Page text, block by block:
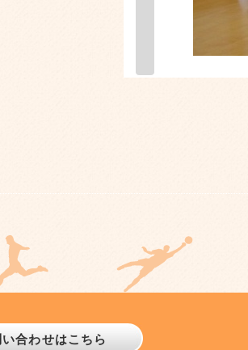
い合わせはこちら